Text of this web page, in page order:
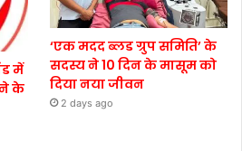
में
के
‘एक मदद ब्लड ग्रुप समिति’ के
सदस्य ने 10 दिन के मासूम को
दिया नया जीवन
2 days ago